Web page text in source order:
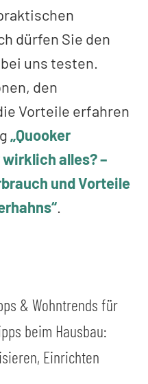
dürfen Sie den
uns testen.
den
Vorteile erfahren
„Quooker
alles? –
und Vorteile
& Wohntrends für
beim Hausbau:
Einrichten